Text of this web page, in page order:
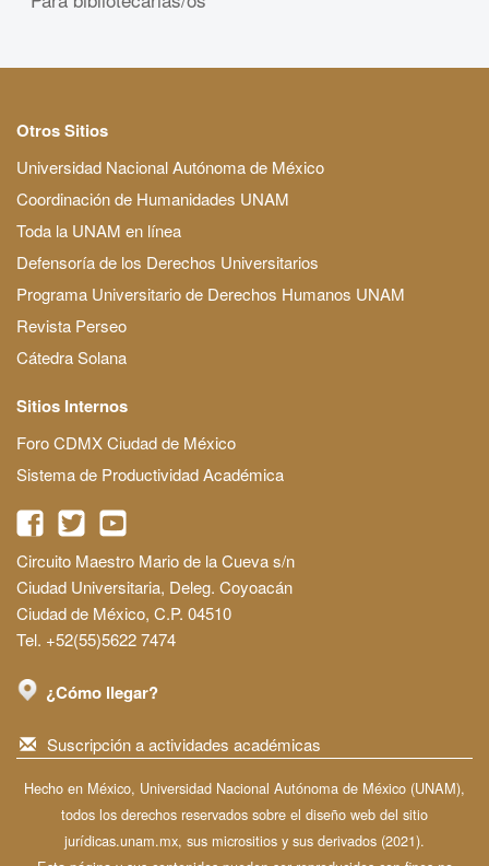
Otros Sitios
Universidad Nacional Autónoma de México
Coordinación de Humanidades UNAM
Toda la UNAM en línea
Defensoría de los Derechos Universitarios
Programa Universitario de Derechos Humanos UNAM
Revista Perseo
Cátedra Solana
Sitios Internos
Foro CDMX Ciudad de México
Sistema de Productividad Académica
Circuito Maestro Mario de la Cueva s/n
Ciudad Universitaria, Deleg. Coyoacán
Ciudad de México, C.P. 04510
Tel. +52(55)5622 7474
¿Cómo llegar?
Suscripción a actividades académicas
Hecho en México, Universidad Nacional Autónoma de México (UNAM),
todos los derechos reservados sobre el diseño web del sitio
jurídicas.unam.mx, sus micrositios y sus derivados (2021).